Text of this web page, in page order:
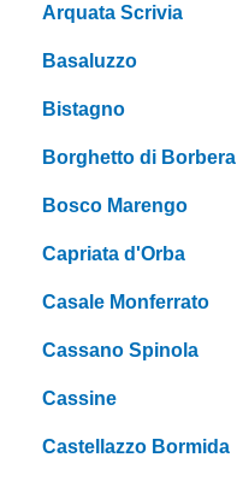
Arquata Scrivia
Basaluzzo
Bistagno
Borghetto di Borbera
Bosco Marengo
Capriata d'Orba
Casale Monferrato
Cassano Spinola
Cassine
Castellazzo Bormida